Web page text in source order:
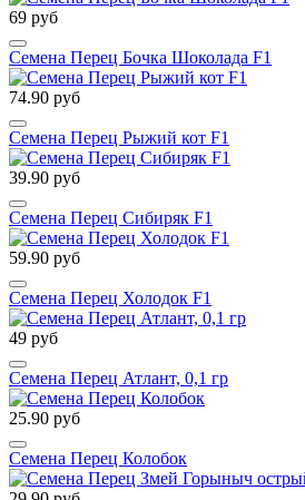
69 руб
Семена Перец Бочка Шоколада F1
74.90 руб
Семена Перец Рыжий кот F1
39.90 руб
Семена Перец Сибиряк F1
59.90 руб
Семена Перец Холодок F1
49 руб
Семена Перец Атлант, 0,1 гр
25.90 руб
Семена Перец Колобок